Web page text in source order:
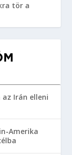
tör a
Irán elleni
Amerika